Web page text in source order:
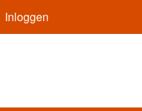
Inloggen